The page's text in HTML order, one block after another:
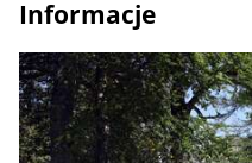
Informacje